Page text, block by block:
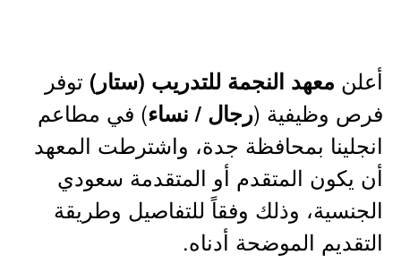
أعلن معهد النجمة للتدريب (ستار) توفر
فرص وظيفية (رجال / نساء) في مطاعم
انجلينا بمحافظة جدة، واشترطت المعهد
أن يكون المتقدم أو المتقدمة سعودي
الجنسية، وذلك وفقاً للتفاصيل وطريقة
التقديم الموضحة أدناه.